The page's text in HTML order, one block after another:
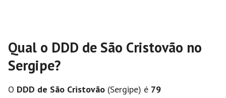
Qual o DDD de São Cristovão no
Sergipe?
O DDD de São Cristovão (Sergipe) é 79